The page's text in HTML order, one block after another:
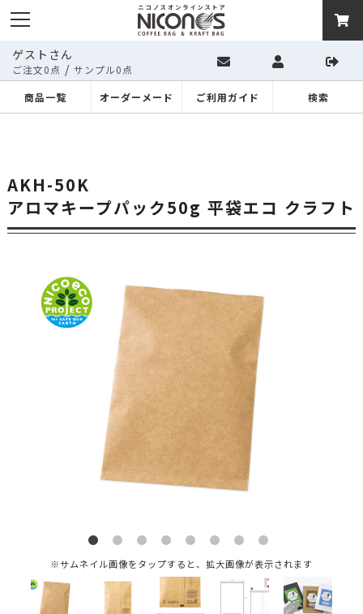
ゲストさん
ご注文0点 / サンプル0点
商品一覧
オーダーメード ご利用ガイド 検索
AKH-50K
アロマキープパック50g 平袋エコ クラフト
※サムネイル画像をタップすると、拡大画像が表示されます